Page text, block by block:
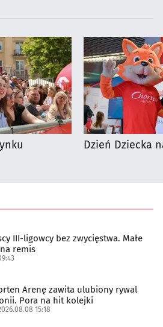
Dzień Dziecka
III-ligowcy bez zwycięstwa. Małe
remis
Arenę zawita ulubiony rywal
Pora na hit kolejki
15:18